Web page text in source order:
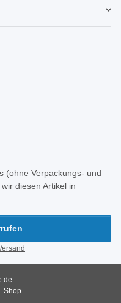
(ohne Verpackungs- und
diesen Artikel in
Shop